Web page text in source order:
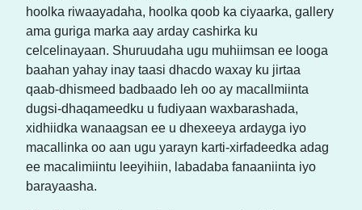
hoolka riwaayadaha, hoolka qoob ka ciyaarka, gallery
ama guriga marka aay arday cashirka ku
celcelinayaan. Shuruudaha ugu muhiimsan ee looga
baahan yahay inay taasi dhacdo waxay ku jirtaa
qaab-dhismeed badbaado leh oo ay macallmiinta
dugsi-dhaqameedku u fudiyaan waxbarashada,
xidhiidka wanaagsan ee u dhexeeya ardayga iyo
macallinka oo aan ugu yarayn karti-xirfadeedka adag
ee macalimiintu leeyihiin, labadaba fanaaniinta iyo
barayaasha.